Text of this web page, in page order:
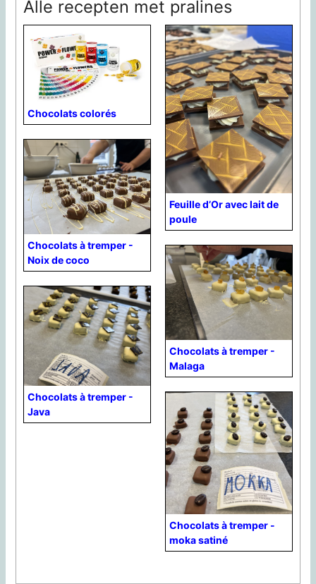
Alle recepten met pralines
Chocolats colorés
Feuille d’Or avec lait de
poule
Chocolats à tremper -
Noix de coco
Chocolats à tremper -
Malaga
Chocolats à tremper -
Java
Chocolats à tremper -
moka satiné